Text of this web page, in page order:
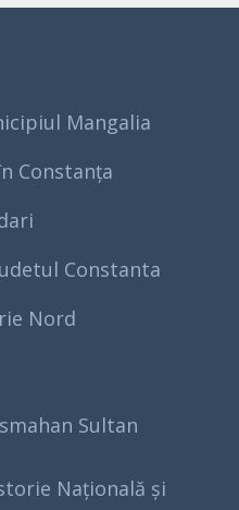
Mangalia
Constanța
Constanta
Nord
Sultan
Națională și